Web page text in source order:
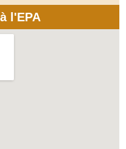
l'EPA